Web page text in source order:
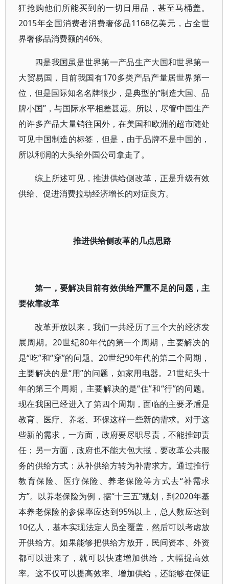
狂抢购他们所能买到的一切日用品，甚至马桶盖。
2015年全国消费者消费奢侈品1168亿美元，占全世
界奢侈品消费额的46%。
四是我国虽是世界第一产品生产大国和世界第一
大贸易国，目前我国有170多类产品产量居世界第一
位，但是国际知名名牌很少，是典型的“制造大国、品
牌小国”，与国际水平相差甚远。所以，尽管中国生产
的许多产品大量销往国外，在美国和欧洲的超市随处
可见中国制造的标签，但是，由于品牌不是中国的，
所以利润的大头给外国公司拿走了。
综上所述可见，推进供给侧改革，正是升级有效
供给、促进消费拉动经济增长的对症良方。
推进供给侧改革的几点思路
第一，要解决目前有效供给严重不足的问题，主
要依靠改革
改革开放以来，我们一共经历了三个大的经济发
展周期。20世纪80年代的第一个周期，主要解决的
是“吃”和“穿”的问题。20世纪90年代的第二个周期，
主要解决的是“用”的问题，如家用电器。21世纪头十
年的第三个周期，主要解决的是“住”和“行”的问题。
现在我国已经进入了第四个周期，面临的主要矛盾是
教育、医疗、养老、环保这样一些新的需求。对于这
些新的需求，一方面，政府要尽职尽责，不能推卸责
任；另一方面，政府也不能大包大揽，要改革公共服
务的供给方式：从补供给方转为补需求方。通过推行
教育保险、医疗保险、养老保险等方式去“补需求
方”。以养老保险为例，据“十三五”规划，到2020年基
本养老保险的参保率应达到95%以上，总人数应达到
10亿人，基本实现法定人员全覆盖，然后可以考虑放
开供给方。如果能够把供给方放开，民间资本、外资
都可以进来了，就可以快速增加供给，大幅提高效
率。这不仅可以提高效率、增加供给，还能够在保证